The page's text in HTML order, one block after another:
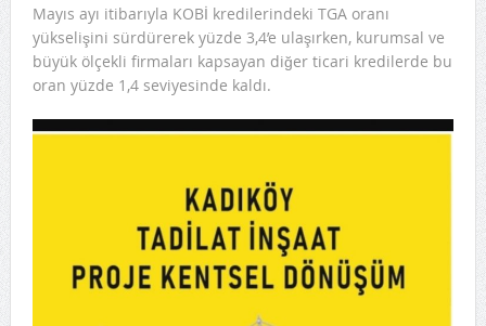
Mayıs ayı itibarıyla KOBİ kredilerindeki TGA oranı
yükselişini sürdürerek yüzde 3,4’e ulaşırken, kurumsal ve
büyük ölçekli firmaları kapsayan diğer ticari kredilerde bu
oran yüzde 1,4 seviyesinde kaldı.